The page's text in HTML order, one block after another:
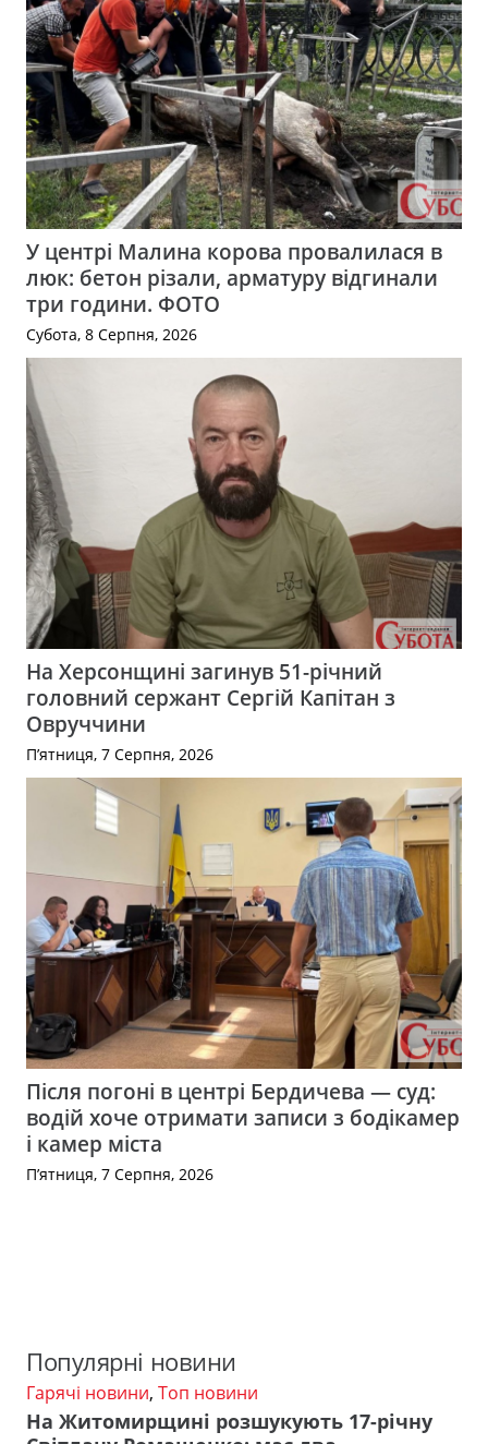
У центрі Малина корова провалилася в
люк: бетон різали, арматуру відгинали
три години. ФОТО
Субота, 8 Серпня, 2026
На Херсонщині загинув 51-річний
головний сержант Сергій Капітан з
Овруччини
П’ятниця, 7 Серпня, 2026
Після погоні в центрі Бердичева — суд:
водій хоче отримати записи з бодікамер
і камер міста
П’ятниця, 7 Серпня, 2026
Популярні новини
Гарячі новини, Топ новини
На Житомирщині розшукують 17-річну